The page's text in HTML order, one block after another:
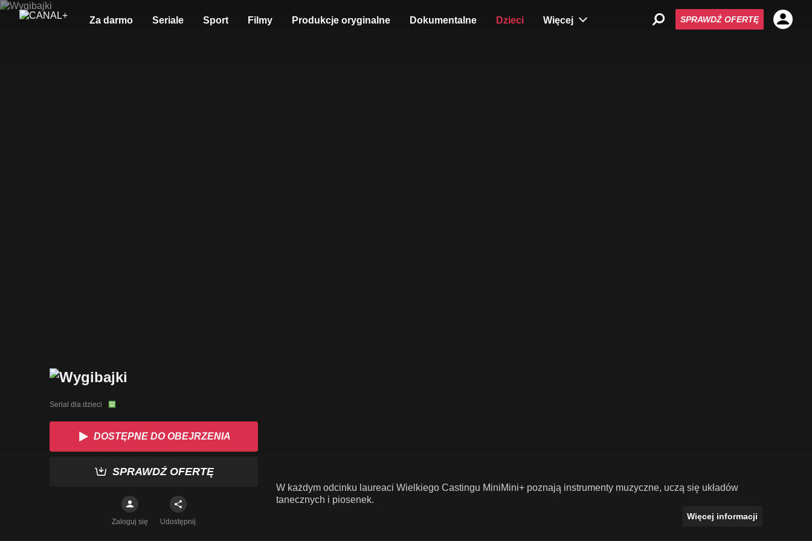
Za darmo Seriale Sport Filmy Produkcje oryginalne Dokumentalne Dzieci Więcej SPRAWDŹ OFERTĘ
Serial dla dzieci
DOSTĘPNE DO OBEJRZENIA
SPRAWDŹ OFERTĘ
Zaloguj się Udostępnij
W każdym odcinku laureaci Wielkiego Castingu MiniMini+ poznają instrumenty muzyczne, uczą się układów
tanecznych i piosenek.
Więcej informacji